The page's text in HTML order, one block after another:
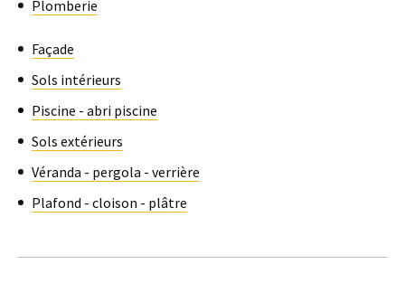
Plomberie
Façade
Sols intérieurs
Piscine - abri piscine
Sols extérieurs
Véranda - pergola - verrière
Plafond - cloison - plâtre